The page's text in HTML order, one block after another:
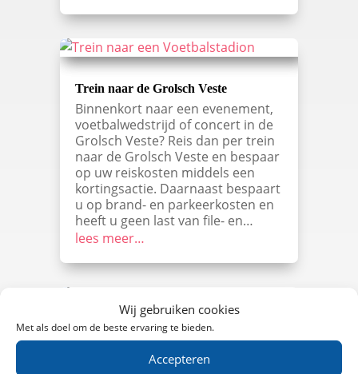
Wij gebruiken cookies
Met als doel om de beste ervaring te bieden.
Accepteren
Trein naar de Grolsch Veste
Binnenkort naar een evenement,
voetbalwedstrijd of concert in de
Grolsch Veste? Reis dan per trein
naar de Grolsch Veste en bespaar
op uw reiskosten middels een
kortingsactie. Daarnaast bespaart
u op brand- en parkeerkosten en
heeft u geen last van file- en…
lees meer…
Trein naar het Philipsstadion
Binnenkort naar een evenement,